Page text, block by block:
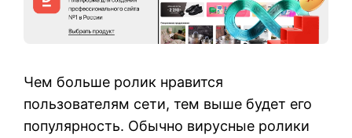
Чем больше ролик нравится
пользователям сети, тем выше будет его
популярность. Обычно вирусные ролики